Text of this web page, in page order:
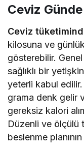
Ceviz
Ceviz
kilosuna ve
gösterebilir.
sağlıklı bir
yeterli kabul
grama denk gelir
gereksiz kalori
Düzenli ve ölçülü
beslenme